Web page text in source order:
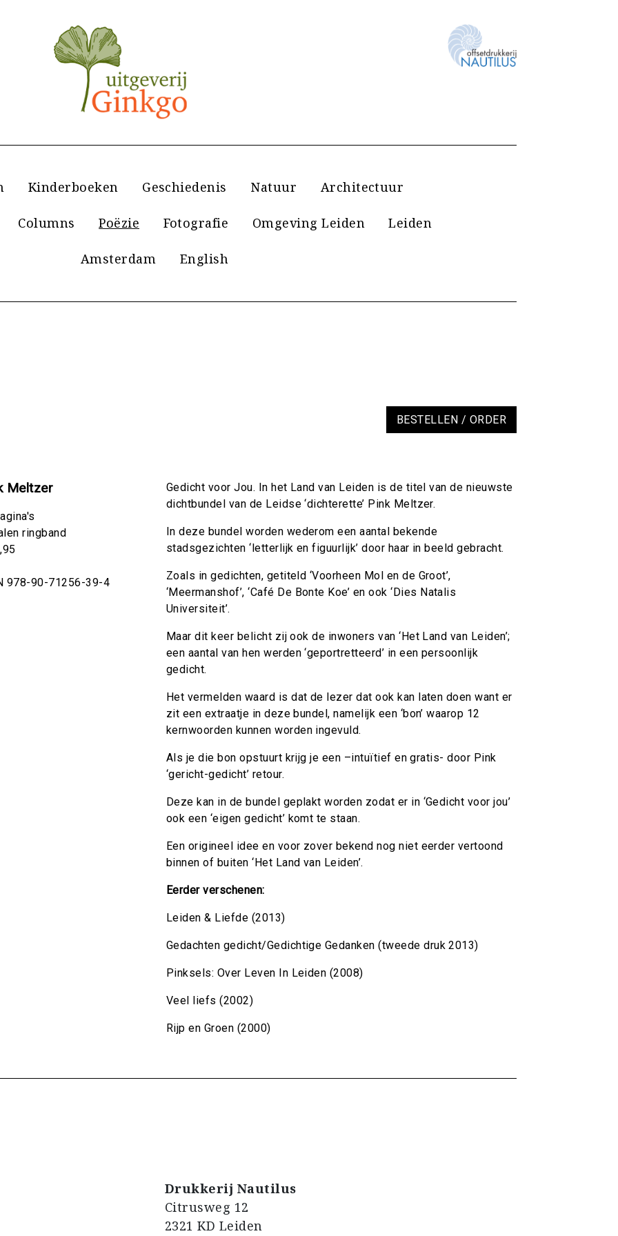
Kinderboeken Geschiedenis Natuur Architectuur
Columns Poëzie Fotografie Omgeving Leiden Leiden
Amsterdam English
BESTELLEN / ORDER
Meltzer
ringband
978-90-71256-39-4
Gedicht voor Jou. In het Land van Leiden is de titel van de nieuwste
dichtbundel van de Leidse ‘dichterette’ Pink Meltzer.
In deze bundel worden wederom een aantal bekende
stadsgezichten ‘letterlijk en figuurlijk’ door haar in beeld gebracht.
Zoals in gedichten, getiteld ‘Voorheen Mol en de Groot’,
‘Meermanshof’, ‘Café De Bonte Koe’ en ook ‘Dies Natalis
Universiteit’.
Maar dit keer belicht zij ook de inwoners van ‘Het Land van Leiden’;
een aantal van hen werden ‘geportretteerd’ in een persoonlijk
gedicht.
Het vermelden waard is dat de lezer dat ook kan laten doen want er
zit een extraatje in deze bundel, namelijk een ‘bon’ waarop 12
kernwoorden kunnen worden ingevuld.
Als je die bon opstuurt krijg je een –intuïtief en gratis- door Pink
‘gericht-gedicht’ retour.
Deze kan in de bundel geplakt worden zodat er in ‘Gedicht voor jou’
ook een ‘eigen gedicht’ komt te staan.
Een origineel idee en voor zover bekend nog niet eerder vertoond
binnen of buiten ‘Het Land van Leiden’.
Eerder verschenen:
Leiden & Liefde (2013)
Gedachten gedicht/Gedichtige Gedanken (tweede druk 2013)
Pinksels: Over Leven In Leiden (2008)
Veel liefs (2002)
Rijp en Groen (2000)
Drukkerij Nautilus
Citrusweg 12
2321 KD Leiden